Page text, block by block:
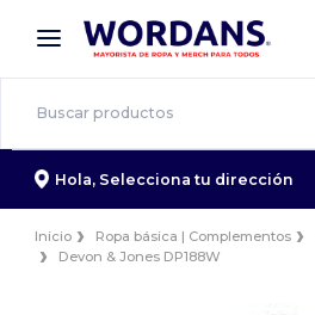
× App de Wordans
¡Mejores precios en app!
Hola, Selecciona tu dirección
Inicio Ropa básica | Complementos
Devon & Jones DP188W